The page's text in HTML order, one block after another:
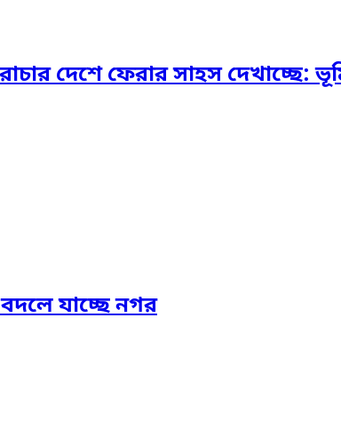
দেশে ফেরার সাহস দেখাচ্ছে: ভূমি
যাচ্ছে নগর